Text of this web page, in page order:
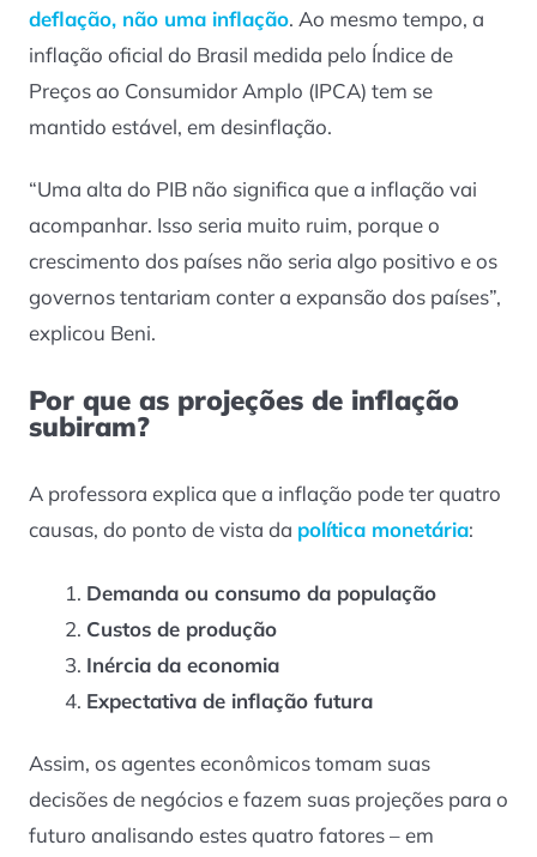
deflação, não uma inflação. Ao mesmo tempo, a
inflação oficial do Brasil medida pelo Índice de
Preços ao Consumidor Amplo (IPCA) tem se
mantido estável, em desinflação.
“Uma alta do PIB não significa que a inflação vai
acompanhar. Isso seria muito ruim, porque o
crescimento dos países não seria algo positivo e os
governos tentariam conter a expansão dos países”,
explicou Beni.
Por que as projeções de inflação
subiram?
A professora explica que a inflação pode ter quatro
causas, do ponto de vista da política monetária:
Demanda ou consumo da população
Custos de produção
Inércia da economia
Expectativa de inflação futura
Assim, os agentes econômicos tomam suas
decisões de negócios e fazem suas projeções para o
futuro analisando estes quatro fatores – em